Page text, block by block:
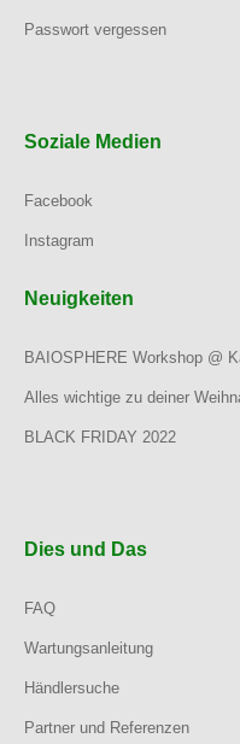
Passwort vergessen
Soziale Medien
Facebook
Instagram
Neuigkeiten
BAIOSPHERE Workshop @
Alles wichtige zu deiner
BLACK FRIDAY 2022
Dies und Das
FAQ
Wartungsanleitung
Händlersuche
Partner und Referenzen